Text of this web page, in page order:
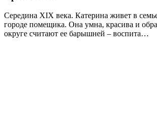
Середина XIX века. Катерина живет в
городе помещика. Она умна, красива и
округе считают ее барышней – воспита…